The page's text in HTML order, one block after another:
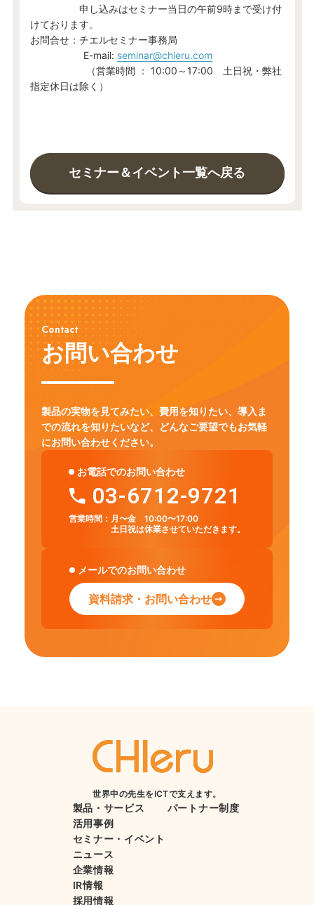
申し込みはセミナー当日の午前9時まで受け付
けております。
お問合せ：チエルセミナー事務局
E-mail: seminar@chieru.com
（営業時間 ： 10:00～17:00 土日祝・弊社
指定休日は除く）
セミナー＆イベント一覧へ戻る
Contact
お問い合わせ
製品の実物を見てみたい、費用を知りたい、導入ま
での流れを知りたいなど、
どんなご要望でもお気軽
にお問い合わせください。
お電話でのお問い合わせ
03-6712-9721
営業時間： 月〜金 10:00〜17:00
土日祝は休業させていただきます。
メールでのお問い合わせ
資料請求・お問い合わせ
世界中の先生をICTで支えます。
製品・サービス
活用事例
セミナー・イベント
ニュース
企業情報
IR情報
採用情報
パートナー制度